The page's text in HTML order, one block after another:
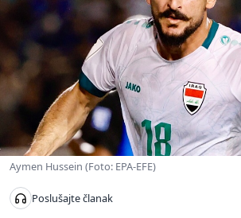
Aymen Hussein (Foto: EPA-EFE)
Poslušajte članak